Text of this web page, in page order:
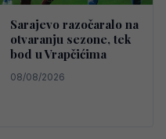
Sarajevo razočaralo na
otvaranju sezone, tek
bod u Vrapčićima
08/08/2026